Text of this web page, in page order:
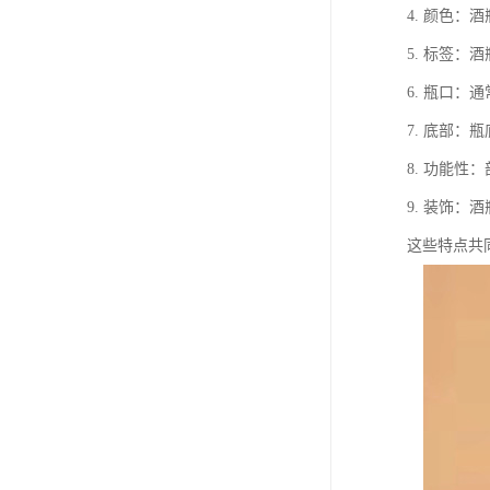
4. 颜色：酒
5. 标签：酒
6. 瓶口：通
7. 底部：
8. 功能性：
9. 装饰：酒
这些特点共